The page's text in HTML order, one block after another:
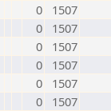
0
1507
0
1507
0
1507
0
1507
0
1507
0
1507